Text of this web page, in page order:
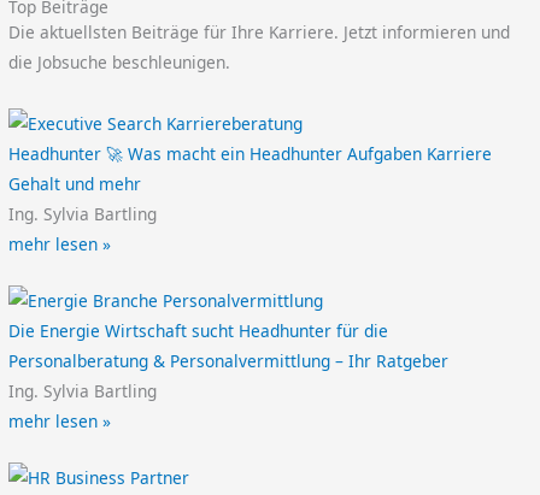
Top Beiträge
Die aktuellsten Beiträge für Ihre Karriere. Jetzt informieren und
die Jobsuche beschleunigen.
Headhunter 🚀 Was macht ein Headhunter Aufgaben Karriere
Gehalt und mehr
Ing. Sylvia Bartling
mehr lesen »
Die Energie Wirtschaft sucht Headhunter für die
Personalberatung & Personalvermittlung – Ihr Ratgeber
Ing. Sylvia Bartling
mehr lesen »